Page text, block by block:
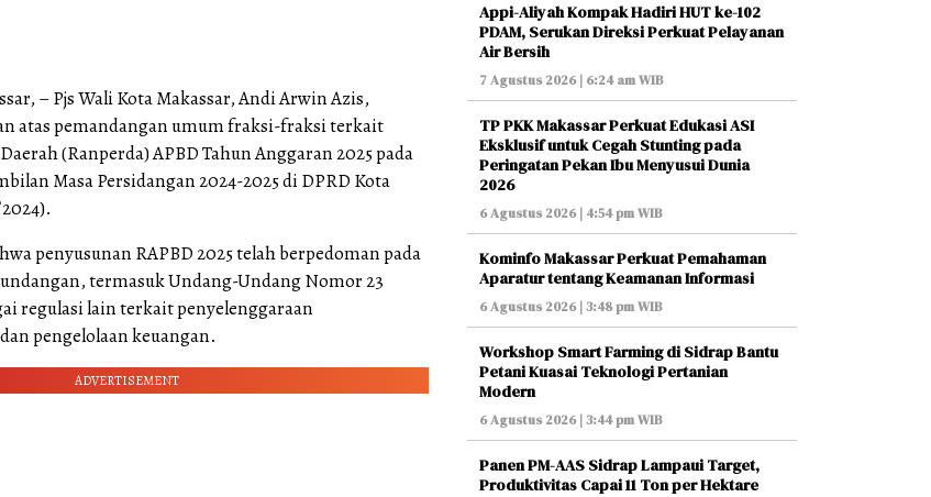
– Pjs Wali Kota Makassar, Andi Arwin Azis,
atas pemandangan umum fraksi-fraksi terkait
(Ranperda) APBD Tahun Anggaran 2025 pada
Masa Persidangan 2024-2025 di DPRD Kota
penyusunan RAPBD 2025 telah berpedoman pada
termasuk Undang-Undang Nomor 23
regulasi lain terkait penyelenggaraan
pengelolaan keuangan.
ADVERTISEMENT
Appi-Aliyah Kompak Hadiri HUT ke-102
PDAM, Serukan Direksi Perkuat Pelayanan
Air Bersih
7 Agustus 2026 | 6:24 am WIB
TP PKK Makassar Perkuat Edukasi ASI
Eksklusif untuk Cegah Stunting pada
Peringatan Pekan Ibu Menyusui Dunia
2026
6 Agustus 2026 | 4:54 pm WIB
Kominfo Makassar Perkuat Pemahaman
Aparatur tentang Keamanan Informasi
6 Agustus 2026 | 3:48 pm WIB
Workshop Smart Farming di Sidrap Bantu
Petani Kuasai Teknologi Pertanian
Modern
6 Agustus 2026 | 3:44 pm WIB
Panen PM-AAS Sidrap Lampaui Target,
Produktivitas Capai 11 Ton per Hektare